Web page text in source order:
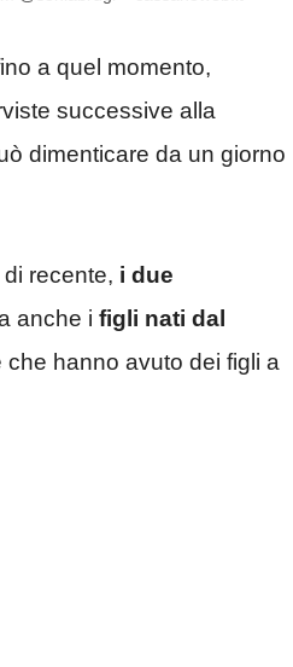
a quel momento,
successive alla
dimenticare da un giorno
recente, i due
anche i figli nati dal
hanno avuto dei figli a